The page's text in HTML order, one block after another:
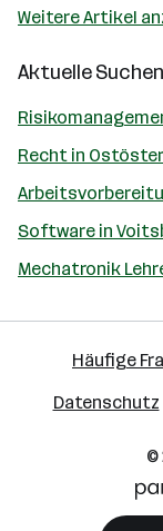
Weitere Artikel
Aktuelle
Recht in
Software in
Mechatronik
Häufige
Datenschutz
©